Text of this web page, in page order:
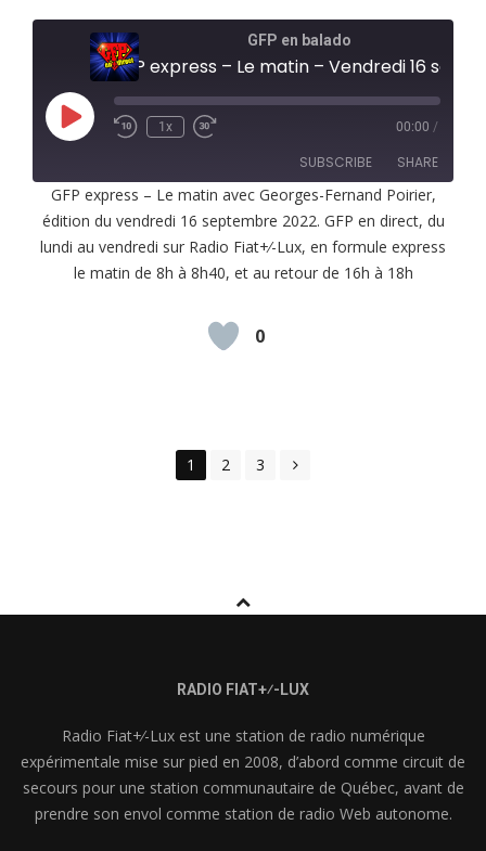
GFP en balado
Play
Episode
1x 00:00 /
SUBSCRIBE SHARE
RSS FEED
SHARE
LINK
GFP express – Le matin avec Georges-Fernand Poirier,
édition du vendredi 16 septembre 2022. GFP en direct, du
lundi au vendredi sur Radio Fiat+⁄-Lux, en formule express
le matin de 8h à 8h40, et au retour de 16h à 18h
0
Posts
1 2 3
RADIO FIAT+⁄-LUX
Radio Fiat+⁄-Lux est une station de radio numérique
expérimentale mise sur pied en 2008, d’abord comme circuit de
secours pour une station communautaire de Québec, avant de
prendre son envol comme station de radio Web autonome.